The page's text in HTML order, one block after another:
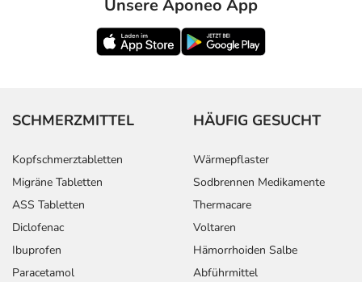
Unsere Aponeo App
SCHMERZMITTEL
Kopfschmerztabletten
Migräne Tabletten
ASS Tabletten
Diclofenac
Ibuprofen
Paracetamol
HÄUFIG GESUCHT
Wärmepflaster
Sodbrennen Medikamente
Thermacare
Voltaren
Hämorrhoiden Salbe
Abführmittel